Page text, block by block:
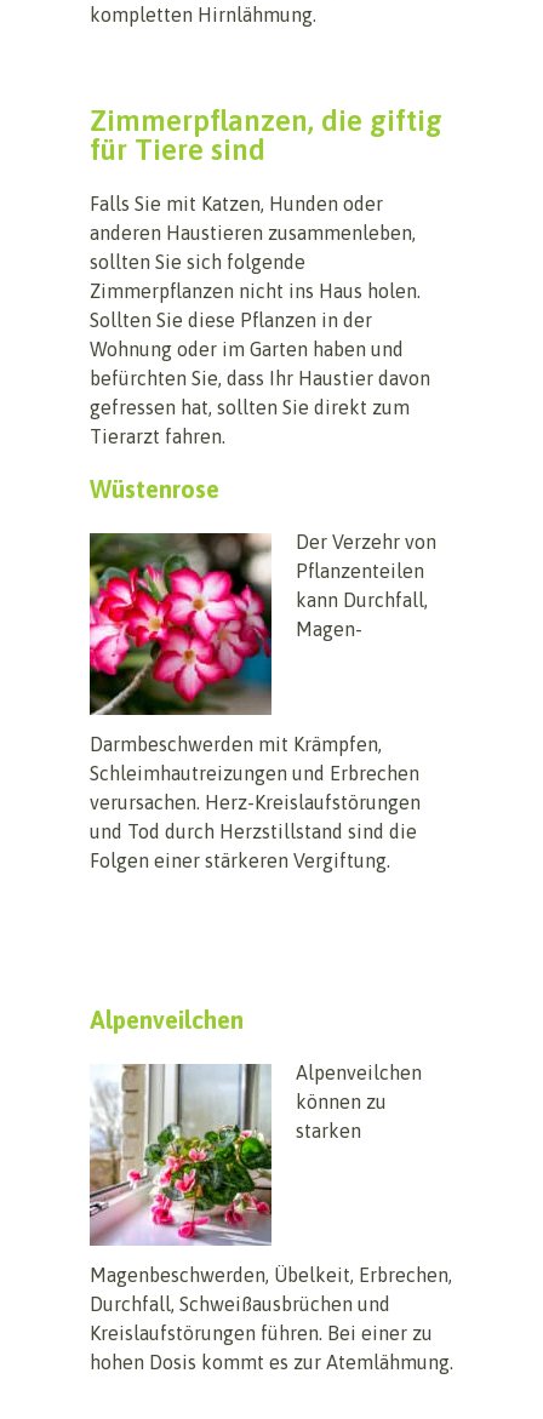
kompletten Hirnlähmung.
Zimmerpflanzen, die giftig
für Tiere sind
Falls Sie mit Katzen, Hunden oder
anderen Haustieren zusammenleben,
sollten Sie sich folgende
Zimmerpflanzen nicht ins Haus holen.
Sollten Sie diese Pflanzen in der
Wohnung oder im Garten haben und
befürchten Sie, dass Ihr Haustier davon
gefressen hat, sollten Sie direkt zum
Tierarzt fahren.
Wüstenrose
Der Verzehr von
Pflanzenteilen
kann Durchfall,
Magen-
Darmbeschwerden mit Krämpfen,
Schleimhautreizungen und Erbrechen
verursachen. Herz-Kreislaufstörungen
und Tod durch Herzstillstand sind die
Folgen einer stärkeren Vergiftung.
Alpenveilchen
Alpenveilchen
können zu
starken
Magenbeschwerden, Übelkeit, Erbrechen,
Durchfall, Schweißausbrüchen und
Kreislaufstörungen führen. Bei einer zu
hohen Dosis kommt es zur Atemlähmung.